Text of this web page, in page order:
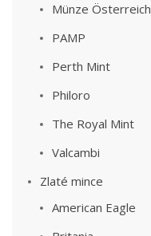
Münze Österreich
PAMP
Perth Mint
Philoro
The Royal Mint
Valcambi
Zlaté mince
American Eagle